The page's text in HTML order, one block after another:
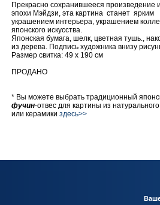
Прекрасно сохранившееся произведение
эпохи Мэйдзи, эта картина станет ярким
украшением интерьера, украшением
японского искусства.
Японская бумага, шелк, цветная тушь.,
из дерева. Подпись художника внизу
Размер свитка: 49 х 190 см
ПРОДАНО
* Вы можете выбрать традиционный
фучин-отвес для картины из
или керамики здесь>>